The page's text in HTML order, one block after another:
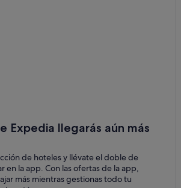
en Montauk
Expedia llegarás aún más
de hoteles y llévate el doble de
en la app. Con las ofertas de la app,
más mientras gestionas todo tu